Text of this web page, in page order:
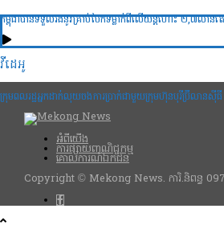
កម្ពុជាបានទទួលរងនូវគ្រាប់បែកទម្លាក់ពីលើយន្តហោះ ២,៧លាន
វីដេអូ
ក្រុមពលរដ្ឋអ្នកដាក់លុយចងការប្រាក់ជាមួយក្រុមហ៊ុនបុរីប៊្រីលានស៊ីធី
អំពីយើង
ការផ្សាយពាណិជ្ជកម្ម
គោលការណ៍ឯកជន
Copyright © Mekong News. ការិ.និពន្ធ